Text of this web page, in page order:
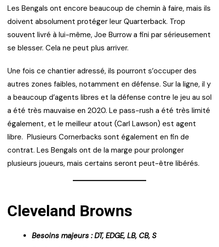
Les Bengals ont encore beaucoup de chemin à faire, mais ils
doivent absolument protéger leur Quarterback. Trop
souvent livré à lui-même, Joe Burrow a fini par sérieusement
se blesser. Cela ne peut plus arriver.
Une fois ce chantier adressé, ils pourront s’occuper des
autres zones faibles, notamment en défense. Sur la ligne, il y
a beaucoup d’agents libres et la défense contre le jeu au sol
a été très mauvaise en 2020. Le pass-rush a été très limité
également, et le meilleur atout (Carl Lawson) est agent
libre. Plusieurs Cornerbacks sont également en fin de
contrat. Les Bengals ont de la marge pour prolonger
plusieurs joueurs, mais certains seront peut-être libérés.
Cleveland Browns
Besoins majeurs : DT, EDGE, LB, CB, S